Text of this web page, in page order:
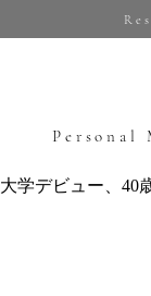
​Personal
大学デビュー、40